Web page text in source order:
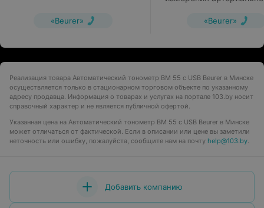
«Beurer»
адаптером)«Beurer»
Реализация товара Автоматический тонометр BM 55 c USB Beurer в Минске
осуществляется только в стационарном торговом объекте по указанному
адресу продавца. Информация о товарах и услугах на портале 103.by носит
справочный характер и не является публичной офертой.
Указанная цена на Автоматический тонометр BM 55 c USB Beurer в Минске
может отличаться от фактической. Если в описании или цене вы заметили
неточность или ошибку, пожалуйста, сообщите нам на почту help@103.by.
Добавить компанию